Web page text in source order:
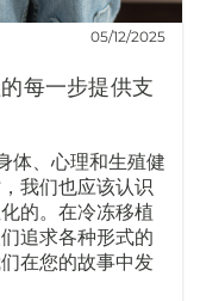
05/12/2025
每一步提供支
体、心理和生殖健
我们也应该认识
的。在冷冻移植
追求各种形式的
在您的故事中发